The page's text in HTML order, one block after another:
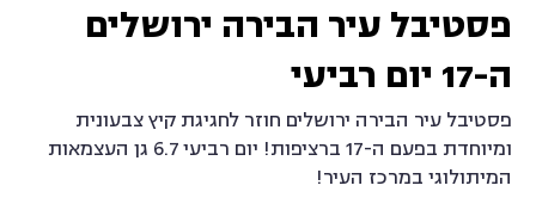
פסטיבל עיר הבירה ירושלים
ה-17 יום רביעי
פסטיבל עיר הבירה ירושלים חוזר לחגיגת קיץ צבעונית
ומיוחדת בפעם ה-17 ברציפות! יום רביעי 6.7
גן העצמאות
המיתולוגי במרכז העיר!